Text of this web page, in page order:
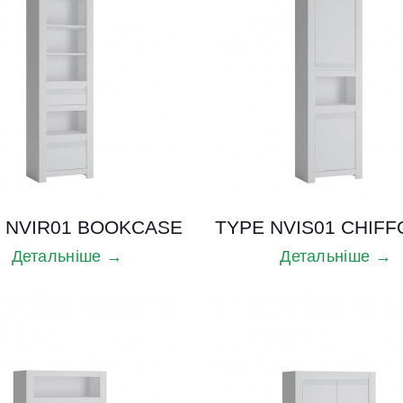
NVIR01 BOOKCASE
Детальніше →
TYPE NVIS01
Детальніше →